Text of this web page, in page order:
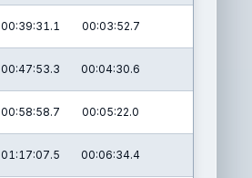
00:39:31.1 00:03:52.7
00:47:53.3 00:04:30.6
00:58:58.7 00:05:22.0
01:17:07.5 00:06:34.4